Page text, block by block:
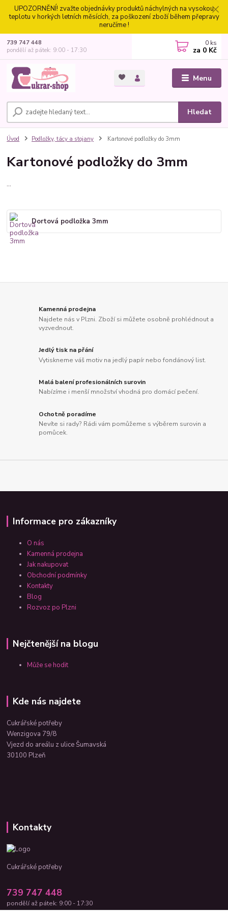
UPOZORNĚNÍ! zvažte objednávky produktů náchylných na vysokou
teplotu v horkých letních měsících, za poškození zboží během přepravy
neručíme !
Menu
Hledat
739 747 448
pondělí až pátek: 9:00 - 17:30
0 ks
za 0 Kč
Úvod Podložky, tácy a stojany Kartonové podložky do 3mm
Kartonové podložky do 3mm
...
Dortová podložka 3mm
Kamenná prodejna
Najdete nás v Plzni. Zboží si můžete osobně prohlédnout a
vyzvednout.
Jedlý tisk na přání
Vytiskneme váš motiv na jedlý papír nebo fondánový list.
Malá balení profesionálních surovin
Nabízíme i menší množství vhodná pro domácí pečení.
Ochotně poradíme
Nevíte si rady? Rádi vám pomůžeme s výběrem surovin a
pomůcek.
Informace pro zákazníky
O nás
Kamenná prodejna
Jak nakupovat
Obchodní podmínky
Kontakty
Blog
Rozvoz po Plzni
Nejčtenější na blogu
Může se hodit
Kde nás najdete
Cukrářské potřeby
Wenzigova 79/8
Vjezd do areálu z ulice Šumavská
30100 Plzeň
Kontakty
Cukrářské potřeby
739 747 448
pondělí až pátek: 9:00 - 17:30